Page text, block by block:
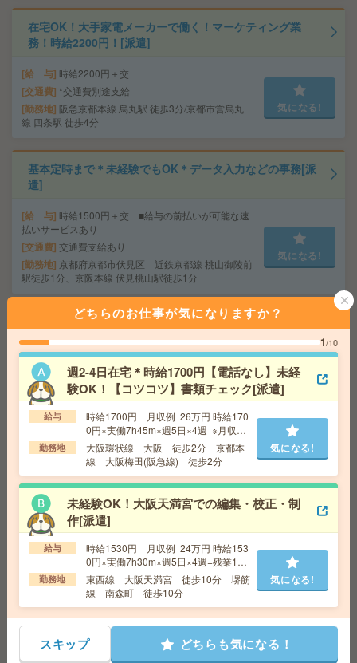
在宅OK！大手家電メーカーで働く！マーケティング業
務！時給2200円！[派遣]
給 与 時給2200円＋交
交通費 *交通費別途支給
勤務地 阪急京都本線 烏丸駅 徒歩3分/京都市営烏丸
線 四条駅 徒歩4分
気になる!
基本定時まで＊未経験でもOK＊データ入力などの事務[派
遣]
給 与 時給1500円＋交 ■給与の前払いが可能な速
払いサービスあり
交通費 交通費支給あり
勤務地 京都府京都市伏見区 近鉄京都線 桃山御陵前
駅徒歩1分、京阪本線 伏見桃山駅徒歩1分
気になる!
<JR駅チカ！>電話少×個人情報などのコツコツデータ入
力〇[派遣]
給 与 時給1300円＋交
交通費 交通費支給あり
勤務地 JR神戸線・京都線・琵琶湖線 草津駅 徒歩3分
気になる!
＼来社不要／単発1日OK＊お菓子の仕分け[派遣]
給 与 時給1,300円～1,625円
勤務地
【草津市】草津(滋賀県)駅・南草津駅など勤務
地多数！
気になる!
給与即払いOK！駅チカ！高時給！機械オペレーター作業
[派遣]
給 与 時給1500円
交通費 交通費支給有り
勤務地
二上山駅～徒歩4分 ※車通勤・バイク通勤O
気になる!
どちらのお仕事が気になりますか？
1/10
週2-4日在宅＊時給1700円【電話なし】未経
験OK！【コツコツ】書類チェック[派遣]
給与
時給1700円 月収例 26万円 時給170
0円×実働7h45m×週5日×4週 ※月収例
を保証するものではありません。
勤務地
大阪環状線 大阪 徒歩2分 京都本
線 大阪梅田(阪急線) 徒歩2分
気になる!
未経験OK！大阪天満宮での編集・校正・制
作[派遣]
給与
時給1530円 月収例 24万円 時給153
0円×実働7h30m×週5日×4週+残業10
h ※月収例を保証するものではありま
せん。※給与即受取りサービス利用可
（利用条件有）
勤務地
東西線 大阪天満宮 徒歩10分 堺筋
線 南森町 徒歩10分
気になる!
スキップ どちらも気になる！